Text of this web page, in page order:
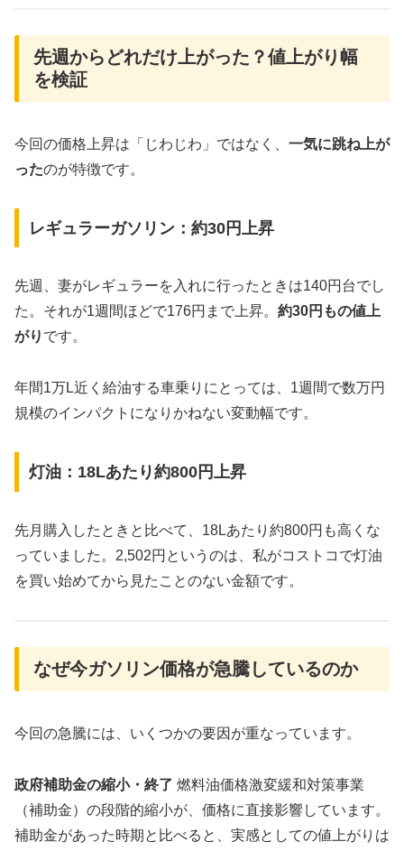
先週からどれだけ上がった？値上がり幅
を検証
今回の価格上昇は「じわじわ」ではなく、 一気に跳ね上が
ったのが特徴です。
レギュラーガソリン：約30円上昇
先週、妻がレギュラーを入れに行ったときは140円台でし
た。それが1週間ほどで176円まで上昇。 約30円もの値上
がり です。
年間1万L近く給油する車乗りにとっては、1週間で数万円
規模のインパクトになりかねない変動幅です。
灯油：18Lあたり約800円上昇
先月購入したときと比べて、18Lあたり約800円も高くな
っていました。2,502円というのは、私がコストコで灯油
を買い始めてから見たことのない金額です。
なぜ今ガソリン価格が急騰しているのか
今回の急騰には、いくつかの要因が重なっています。
政府補助金の縮小・終了 燃料油価格激変緩和対策事業
（補助金）の段階的縮小が、価格に直接影響しています。
補助金があった時期と比べると、実感としての値上がりは